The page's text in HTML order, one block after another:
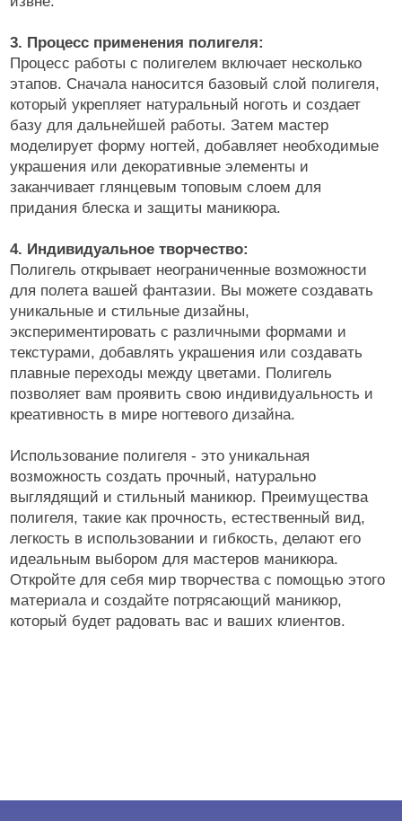
3. Процесс применения полигеля:
Процесс работы с полигелем включает несколько
этапов. Сначала наносится базовый слой полигеля,
который укрепляет натуральный ноготь и создает
базу для дальнейшей работы. Затем мастер
моделирует форму ногтей, добавляет необходимые
украшения или декоративные элементы и
заканчивает глянцевым топовым слоем для
придания блеска и защиты маникюра.
4. Индивидуальное творчество:
Полигель открывает неограниченные возможности
для полета вашей фантазии. Вы можете создавать
уникальные и стильные дизайны,
экспериментировать с различными формами и
текстурами, добавлять украшения или создавать
плавные переходы между цветами. Полигель
позволяет вам проявить свою индивидуальность и
креативность в мире ногтевого дизайна.
Использование полигеля - это уникальная
возможность создать прочный, натурально
выглядящий и стильный маникюр. Преимущества
полигеля, такие как прочность, естественный вид,
легкость в использовании и гибкость, делают его
идеальным выбором для мастеров маникюра.
Откройте для себя мир творчества с помощью этого
материала и создайте потрясающий маникюр,
который будет радовать вас и ваших клиентов.